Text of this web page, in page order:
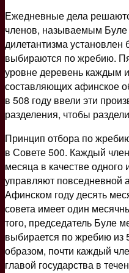
Ежедневные дела
членов, называемым Буле
дилетантизма
выбираются по жребию.
уровне деревень каждым
составляющих афинское
в 508 году ввели эти
разделения, чтобы
Принцип отбора по
в Совете 500. Каждый
месяца в качестве одного
управляют повседневной
Афинском году десять
совета имеет один
того, председатель Буле
выбирается по жребию из
образом, почти каждый
главой государства в